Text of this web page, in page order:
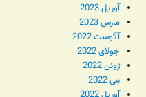
آوریل 2023
مارس 2023
آگوست 2022
جولای 2022
ژوئن 2022
می 2022